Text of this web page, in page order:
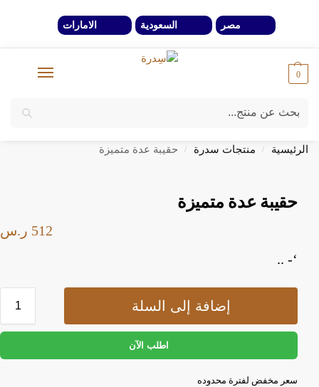
مصر السعودية الامارات
0
خصومات 40% لفترة محدوة وحتي نفاذ الكمية
الرئيسية / منتجات سدرة / حقيبة عدة متميزة
حقيبة عدة متميزة
512 ر.س
‘- ..
إضافة إلى السلة
اطلب الآن
سعر مخفض لفترة محدوده